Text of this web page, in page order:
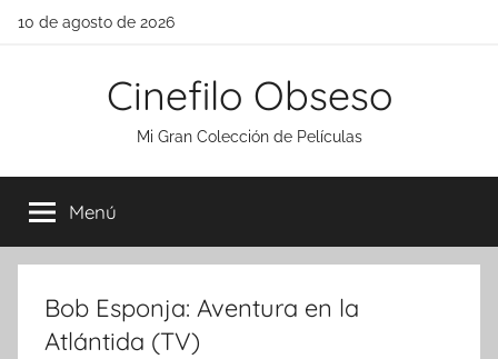
Saltar
10 de agosto de 2026
Cinefilo Obseso
Mi Gran Colección de Películas
Menú
Bob Esponja: Aventura en la
Atlántida (TV)